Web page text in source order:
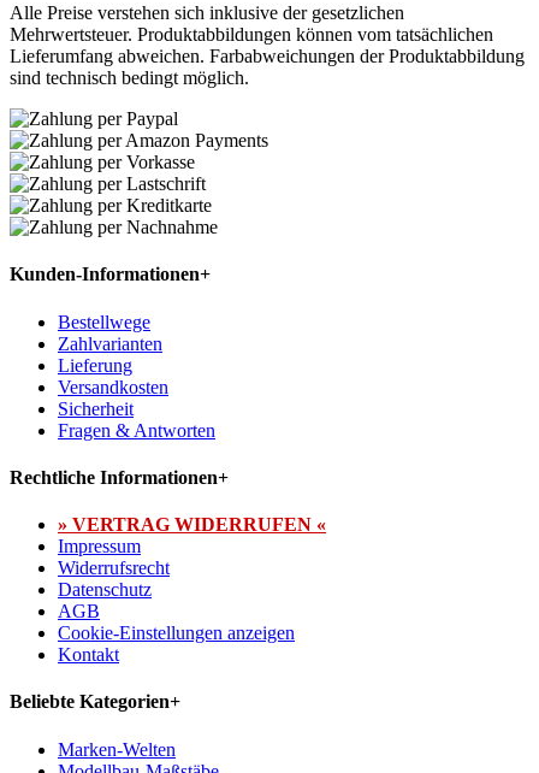
Alle Preise verstehen sich inklusive der gesetzlichen
Mehrwertsteuer. Produktabbildungen können vom tatsächlichen
Lieferumfang abweichen. Farbabweichungen der Produktabbildung
sind technisch bedingt möglich.
Kunden-Informationen+
Bestellwege
Zahlvarianten
Lieferung
Versandkosten
Sicherheit
Fragen & Antworten
Rechtliche Informationen+
» VERTRAG WIDERRUFEN «
Impressum
Widerrufsrecht
Datenschutz
AGB
Cookie-Einstellungen anzeigen
Kontakt
Beliebte Kategorien+
Marken-Welten